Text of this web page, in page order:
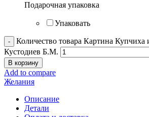
Подарочная упаковка
Упаковать
Количество товара Картина Купчиха
Кустодиев Б.М.
В корзину
Add to compare
Желания
Описание
Детали